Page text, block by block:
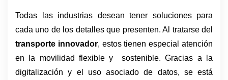
Todas las industrias desean tener soluciones para
transporte innovador, estos tienen especial atención
en la movilidad flexible y  sostenible. Gracias a la
digitalización y el uso asociado de datos, se está